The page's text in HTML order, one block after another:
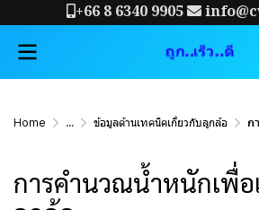
+66 8 6340 9905
Home ... ข้อมูลด้านเทคนิคเกี่ยวกับลูกล้อ กา
การคำนวณน้ำหนักเพื่อ